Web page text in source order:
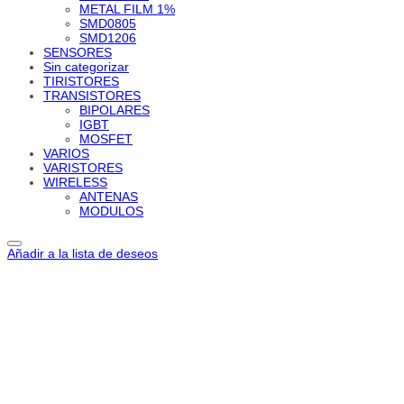
METAL FILM 1%
SMD0805
SMD1206
SENSORES
Sin categorizar
TIRISTORES
TRANSISTORES
BIPOLARES
IGBT
MOSFET
VARIOS
VARISTORES
WIRELESS
ANTENAS
MODULOS
Añadir a la lista de deseos